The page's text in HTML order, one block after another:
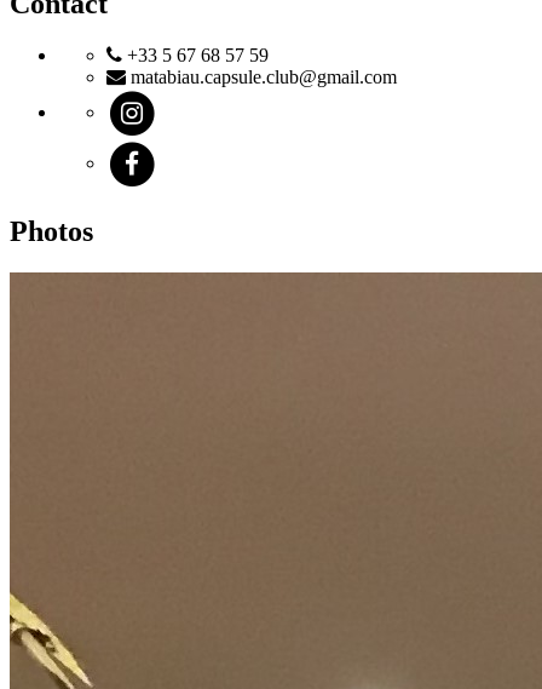
+33 5 67 68 57 59
matabiau.capsule.club@gmail.com
Photos